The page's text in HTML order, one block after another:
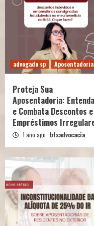
advogado sp Aposentadoria
Proteja Sua
Aposentadoria: Entenda
e Combata Descontos e
Empréstimos
1 ano ago bfsadvocacia